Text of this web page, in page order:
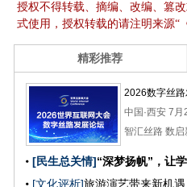
授权不得转载、摘编、改编、篡
式使用，授权转载的请注明来源“